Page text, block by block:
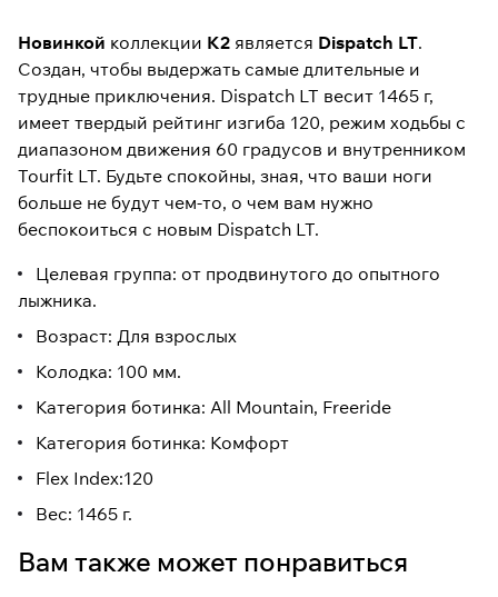
Новинкой коллекции K2 является Dispatch LT.
Создан, чтобы выдержать самые длительные и
трудные приключения. Dispatch LT весит 1465 г,
имеет твердый рейтинг изгиба 120, режим ходьбы с
диапазоном движения 60 градусов и внутренником
Tourfit LT. Будьте спокойны, зная, что ваши ноги
больше не будут чем-то, о чем вам нужно
беспокоиться с новым Dispatch LT.
Целевая группа: от продвинутого до опытного
лыжника.
Возраст: Для взрослых
Колодка: 100 мм.
Категория ботинка: All Mountain, Freeride
Категория ботинка: Комфорт
Flex Index:120
Вес: 1465 г.
Вам также может понравиться